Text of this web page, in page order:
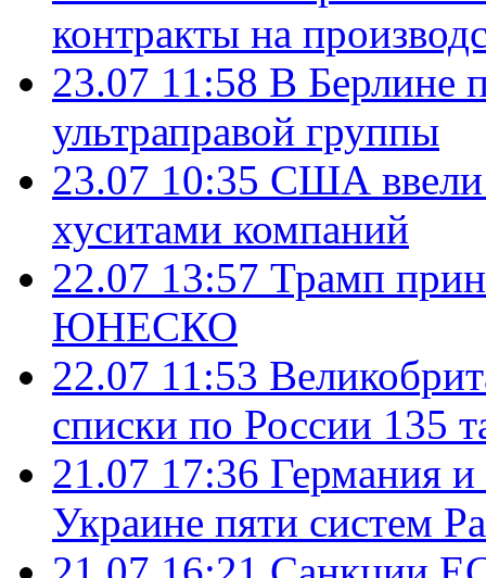
контракты на
23.07 11:58 В Берлине
ультраправой группы
23.07 10:35 США ввели
хуситами компаний
22.07 13:57 Трамп
ЮНЕСКО
22.07 11:53
списки по России 135
21.07 17:36 Германия
Украине пяти систем